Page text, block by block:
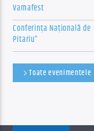
Vamafest
Conferința Națională
Pitariu”
Toate evenimentele